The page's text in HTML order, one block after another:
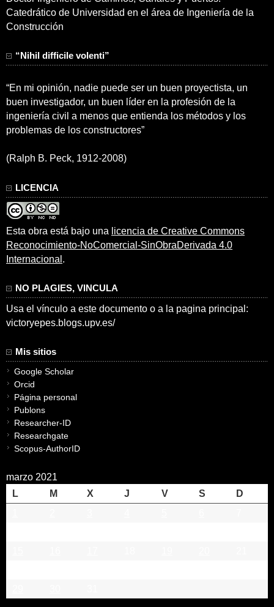
Catedrático de Universidad en el área de Ingeniería de la
Construcción
“Nihil difficile volenti”
“En mi opinión, nadie puede ser un buen proyectista, un
buen investigador, un buen líder en la profesión de la
ingeniería civil a menos que entienda los métodos y los
problemas de los constructores”
(Ralph B. Peck, 1912-2008)
LICENCIA
Esta obra está bajo una licencia de Creative Commons
Reconocimiento-NoComercial-SinObraDerivada 4.0
Internacional .
NO PLAGIES, VINCULA
Usa el vínculo a este documento o a la pagina principal:
victoryepes.blogs.upv.es/
Mis sitios
Google Scholar
Orcid
Página personal
Publons
Researcher-ID
Researchgate
Scopus-AuthorID
marzo 2021
L
M X J V S
D